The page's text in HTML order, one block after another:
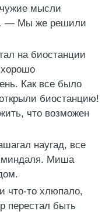
мысли
— Мы же решили
на биостанции
хорошо
Как все было
биостанцию!
что возможен
наугад, все
миндаля. Миша
что-то хлюпало,
перестал быть